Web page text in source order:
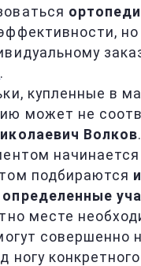
.
купленные в
может не
Волков
подбираются
определенные
месте
совершенно
ногу